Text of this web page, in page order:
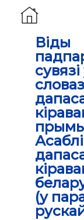
Віды
сувязі
(у